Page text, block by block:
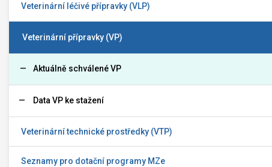
Veterinární léčivé přípravky (VLP)
Veterinární přípravky (VP)
Aktuálně schválené VP
Data VP ke stažení
Veterinární technické prostředky (VTP)
Seznamy pro dotační programy MZe